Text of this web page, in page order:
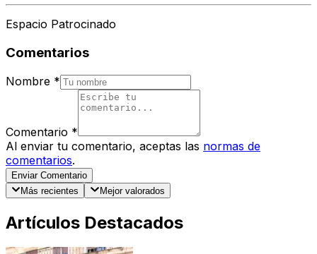
Espacio Patrocinado
Comentarios
Nombre *
Comentario *
Al enviar tu comentario, aceptas las normas de
comentarios.
Enviar Comentario
Más recientes
Mejor valorados
Artículos Destacados